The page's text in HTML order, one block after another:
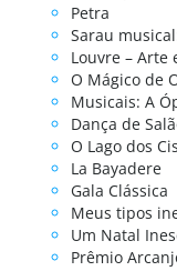
Petra
Sarau
Louvre – Arte
O Mágico de
Musicais: A
Dança de
O Lago dos
La Bayadere
Gala Clássica
Meus tipos
Um Natal
Prêmio